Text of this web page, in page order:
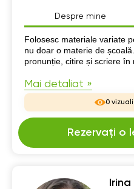
Despre mine
Despre mine
Folosesc materiale variate
nu doar o materie de
pronunție, citire și scriere în
Mai detaliat »
0
Rezervați o
Irina